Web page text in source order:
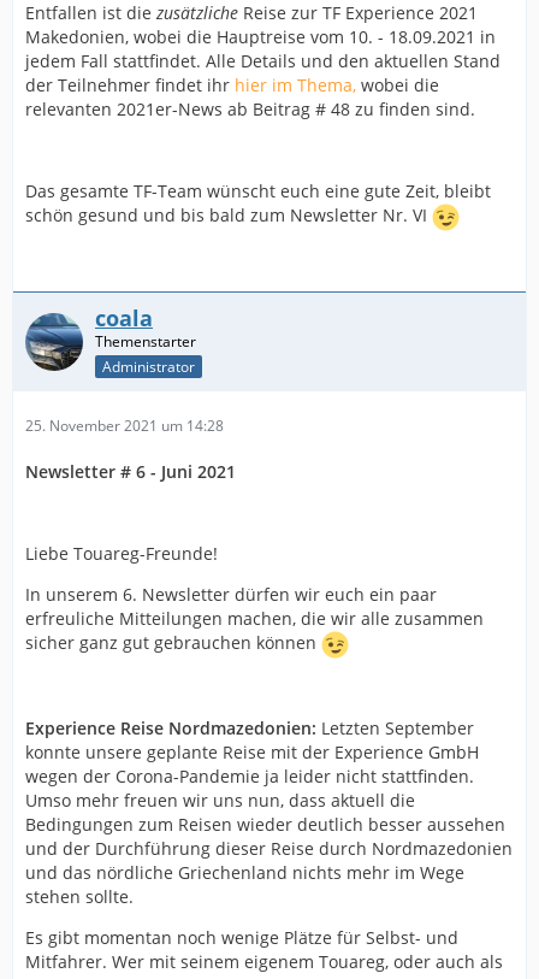
Entfallen ist die zusätzliche Reise zur TF Experience 2021
Makedonien, wobei die Hauptreise vom 10. - 18.09.2021 in
jedem Fall stattfindet. Alle Details und den aktuellen Stand
der Teilnehmer findet ihr hier im Thema, wobei die
relevanten 2021er-News ab Beitrag # 48 zu finden sind.
Das gesamte TF-Team wünscht euch eine gute Zeit, bleibt
schön gesund und bis bald zum Newsletter Nr. VI
coala
Administrator
25. November 2021 um 14:28
Newsletter # 6 - Juni 2021
Liebe Touareg-Freunde!
In unserem 6. Newsletter dürfen wir euch ein paar
erfreuliche Mitteilungen machen, die wir alle zusammen
sicher ganz gut gebrauchen können
Experience Reise Nordmazedonien: Letzten September
konnte unsere geplante Reise mit der Experience GmbH
wegen der Corona-Pandemie ja leider nicht stattfinden.
Umso mehr freuen wir uns nun, dass aktuell die
Bedingungen zum Reisen wieder deutlich besser aussehen
und der Durchführung dieser Reise durch Nordmazedonien
und das nördliche Griechenland nichts mehr im Wege
stehen sollte.
Es gibt momentan noch wenige Plätze für Selbst- und
Mitfahrer. Wer mit seinem eigenem Touareg, oder auch als